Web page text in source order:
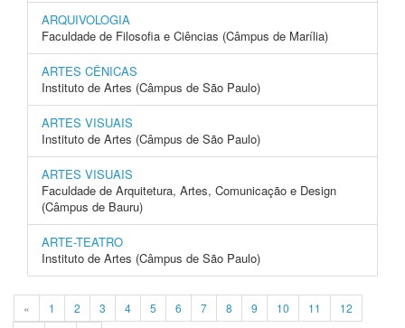
ARQUIVOLOGIA
Faculdade de Filosofia e Ciências (Câmpus de Marília)
ARTES CÊNICAS
Instituto de Artes (Câmpus de São Paulo)
ARTES VISUAIS
Instituto de Artes (Câmpus de São Paulo)
ARTES VISUAIS
Faculdade de Arquitetura, Artes, Comunicação e Design
(Câmpus de Bauru)
ARTE-TEATRO
Instituto de Artes (Câmpus de São Paulo)
« 1 2 3 4 5 6 7 8 9 10 11
12